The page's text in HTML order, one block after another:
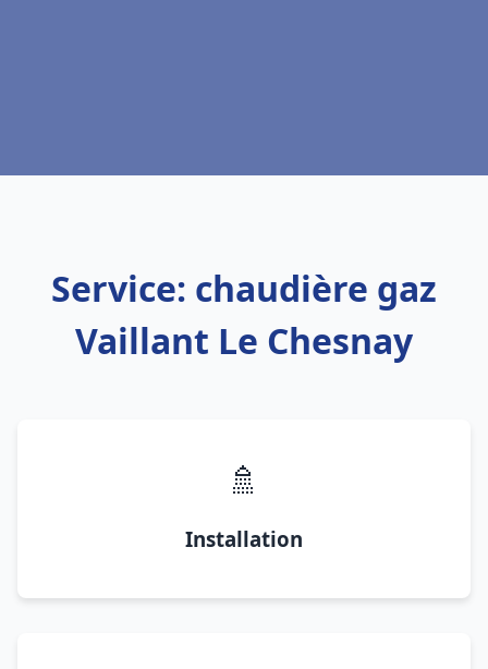
Service: chaudière gaz
Vaillant Le Chesnay
🚿
Installation